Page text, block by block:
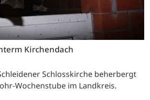
Kirchendach
Schlosskirche beherbergt
Wochenstube im Landkreis.